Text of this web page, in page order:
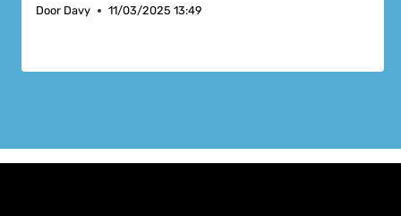
Door Davy 11/03/2025 13:49